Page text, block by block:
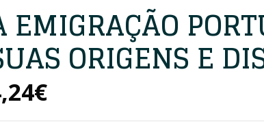
EMIGRAÇÃO
ORIGENS E